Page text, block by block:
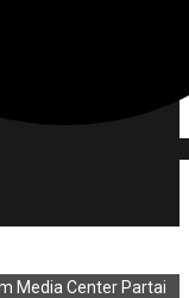
Media Center Partai